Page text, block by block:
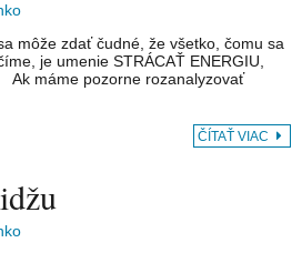
môže zdať čudné, že všetko, čomu sa
je umenie STRÁCAŤ ENERGIU,
máme pozorne rozanalyzovať
ČÍTAŤ VIAC